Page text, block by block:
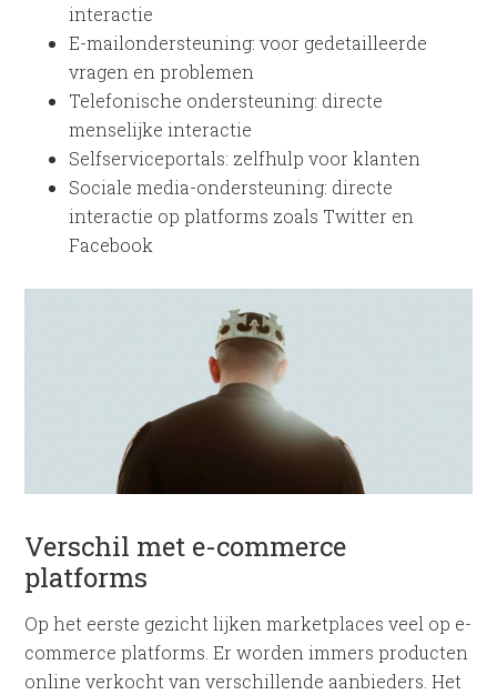
interactie
E-mailondersteuning: voor gedetailleerde
vragen en problemen
Telefonische ondersteuning: directe
menselijke interactie
Selfserviceportals: zelfhulp voor klanten
Sociale media-ondersteuning: directe
interactie op platforms zoals Twitter en
Facebook
Verschil met e-commerce
platforms
Op het eerste gezicht lijken marketplaces veel op e-
commerce platforms. Er worden immers producten
online verkocht van verschillende aanbieders. Het